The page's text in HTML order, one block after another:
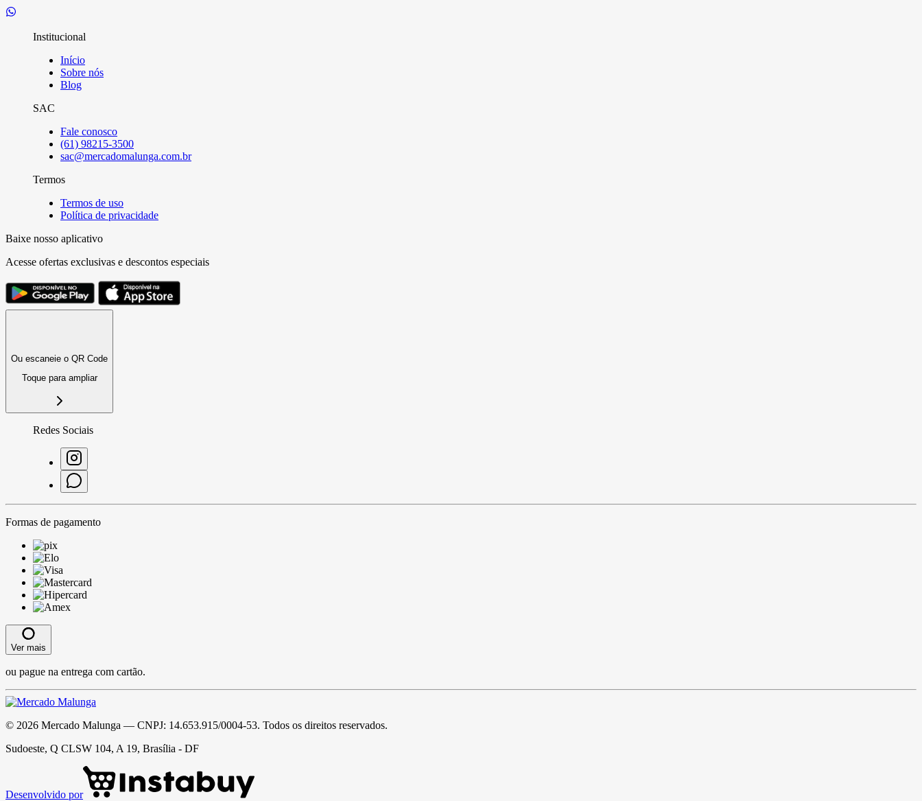
Institucional
Início
Sobre nós
Blog
SAC
Fale conosco
(61) 98215-3500
sac@mercadomalunga.com.br
Termos
Termos de uso
Política de privacidade
Baixe nosso aplicativo
Acesse ofertas exclusivas e descontos especiais
Ou escaneie o QR Code
Toque para ampliar
Redes Sociais
Formas de pagamento
Ver mais
ou pague na entrega com cartão.
© 2026 Mercado Malunga — CNPJ: 14.653.915/0004-53. Todos os direitos reservados.
Sudoeste, Q CLSW 104, A 19, Brasília - DF
Desenvolvido por